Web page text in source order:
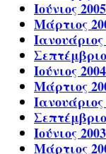
Ιούνιος 2005
Μάρτιος
Ιανουάριος
Ιούνιος 2004
Μάρτιος
Ιανουάριος
Ιούνιος 2003
Μάρτιος